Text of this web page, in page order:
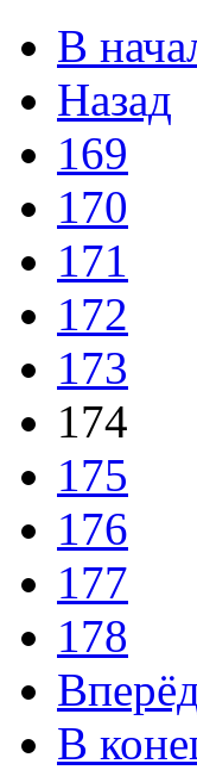
В
Назад
169
170
171
172
173
174
175
176
177
178
В